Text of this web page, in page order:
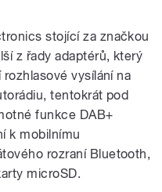
stojící za značkou
z řady adaptérů, který
vysílání na
tentokrát pod
funkce DAB+
k mobilnímu
rozraní Bluetooth,
microSD.